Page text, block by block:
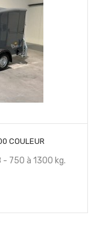
COULEUR
- 750 à 1300 kg.